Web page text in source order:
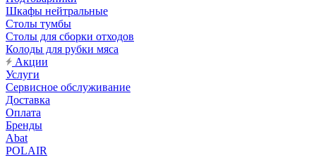
Шкафы нейтральные
Столы тумбы
Столы для сборки отходов
Колоды для рубки мяса
Акции
Услуги
Сервисное обслуживание
Доставка
Оплата
Бренды
Abat
POLAIR